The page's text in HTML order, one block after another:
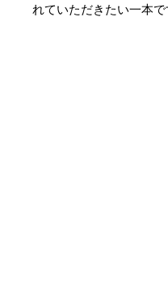
れていただきたい一本で